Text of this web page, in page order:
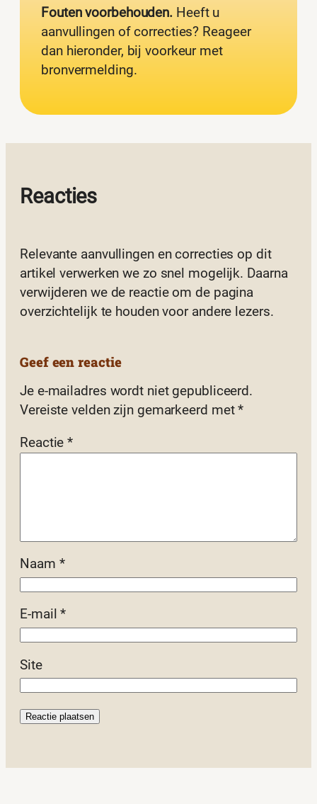
Fouten voorbehouden. Heeft u
aanvullingen of correcties? Reageer
dan hieronder, bij voorkeur met
bronvermelding.
Reacties
Relevante aanvullingen en correcties op dit
artikel verwerken we zo snel mogelijk. Daarna
verwijderen we de reactie om de pagina
overzichtelijk te houden voor andere lezers.
Geef een reactie
Je e-mailadres wordt niet gepubliceerd.
Vereiste velden zijn gemarkeerd met*
Reactie*
Naam *
E-mail*
Site